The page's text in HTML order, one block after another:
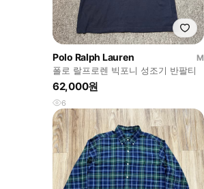
Polo Ralph Lauren
M
폴로 랄프로렌 빅포니 성조기 반팔티
62,000원
6